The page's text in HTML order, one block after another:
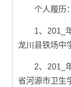
个人履历：
1、201_
龙川县铁场中
2、201_
省河源市卫生